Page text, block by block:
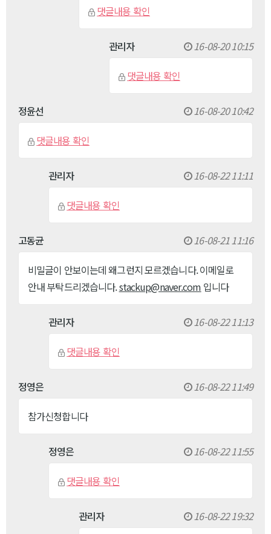
댓글내용 확인
관리자 16-08-20 10:15
댓글내용 확인
정윤선 16-08-20 10:42
댓글내용 확인
관리자 16-08-22 11:11
댓글내용 확인
고동균 16-08-21 11:16
비밀글이 안보이는데 왜그런지 모르겠습니다. 이메일로
안내 부탁드리겠습니다.stackup@naver.com 입니다
관리자 16-08-22 11:13
댓글내용 확인
정영은 16-08-22 11:49
참가신청합니다
정영은 16-08-22 11:55
댓글내용 확인
관리자 16-08-22 19:32